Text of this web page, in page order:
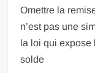
Omettre la
n’est pas une
la loi qui expose
solde